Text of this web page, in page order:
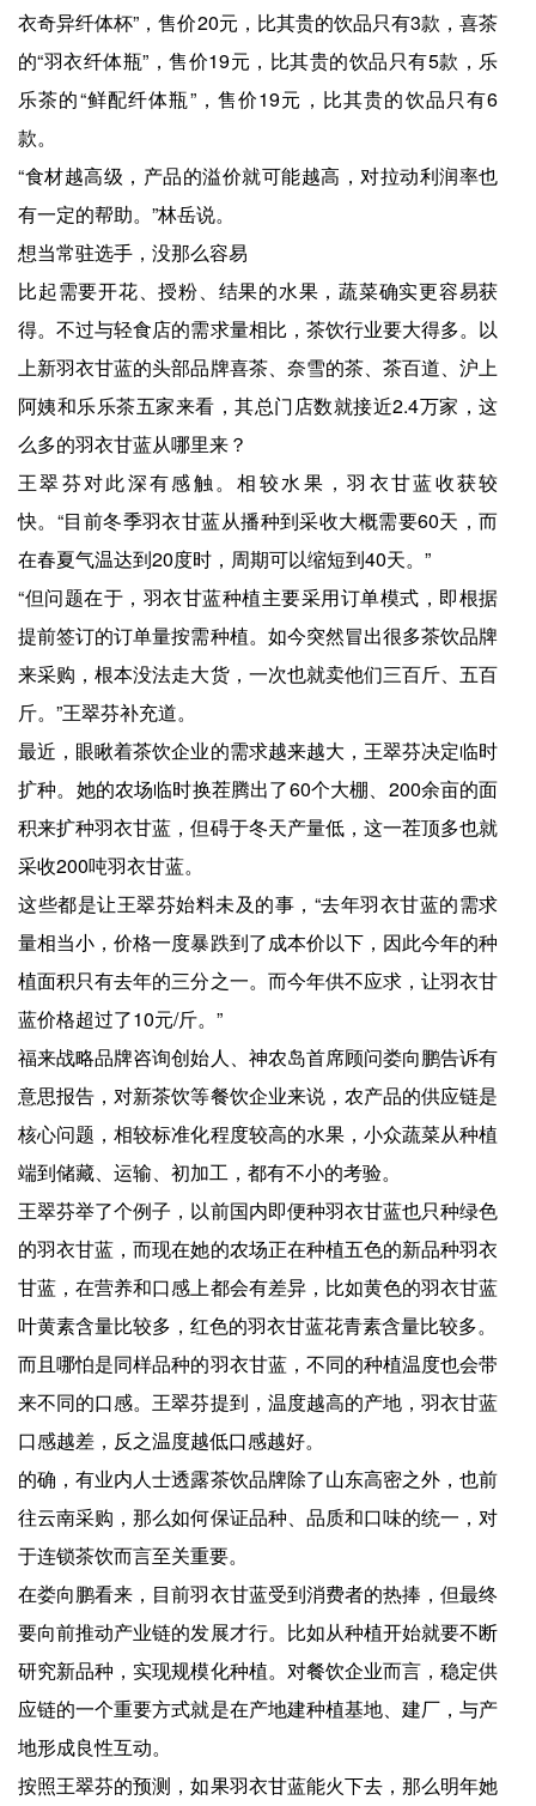
衣奇异纤体杯”，售价20元，比其贵的饮品只有3款，喜茶
的“羽衣纤体瓶”，售价19元，比其贵的饮品只有5款，乐
乐茶的“鲜配纤体瓶”，售价19元，比其贵的饮品只有6
款。
“食材越高级，产品的溢价就可能越高，对拉动利润率也
有一定的帮助。”林岳说。
想当常驻选手，没那么容易
比起需要开花、授粉、结果的水果，蔬菜确实更容易获
得。不过与轻食店的需求量相比，茶饮行业要大得多。以
上新羽衣甘蓝的头部品牌喜茶、奈雪的茶、茶百道、沪上
阿姨和乐乐茶五家来看，其总门店数就接近2.4万家，这
么多的羽衣甘蓝从哪里来？
王翠芬对此深有感触。相较水果，羽衣甘蓝收获较
快。“目前冬季羽衣甘蓝从播种到采收大概需要60天，而
在春夏气温达到20度时，周期可以缩短到40天。”
“但问题在于，羽衣甘蓝种植主要采用订单模式，即根据
提前签订的订单量按需种植。如今突然冒出很多茶饮品牌
来采购，根本没法走大货，一次也就卖他们三百斤、五百
斤。”王翠芬补充道。
最近，眼瞅着茶饮企业的需求越来越大，王翠芬决定临时
扩种。她的农场临时换茬腾出了60个大棚、200余亩的面
积来扩种羽衣甘蓝，但碍于冬天产量低，这一茬顶多也就
采收200吨羽衣甘蓝。
这些都是让王翠芬始料未及的事，“去年羽衣甘蓝的需求
量相当小，价格一度暴跌到了成本价以下，因此今年的种
植面积只有去年的三分之一。而今年供不应求，让羽衣甘
蓝价格超过了10元/斤。”
福来战略品牌咨询创始人、神农岛首席顾问娄向鹏告诉有
意思报告，对新茶饮等餐饮企业来说，农产品的供应链是
核心问题，相较标准化程度较高的水果，小众蔬菜从种植
端到储藏、运输、初加工，都有不小的考验。
王翠芬举了个例子，以前国内即便种羽衣甘蓝也只种绿色
的羽衣甘蓝，而现在她的农场正在种植五色的新品种羽衣
甘蓝，在营养和口感上都会有差异，比如黄色的羽衣甘蓝
叶黄素含量比较多，红色的羽衣甘蓝花青素含量比较多。
而且哪怕是同样品种的羽衣甘蓝，不同的种植温度也会带
来不同的口感。王翠芬提到，温度越高的产地，羽衣甘蓝
口感越差，反之温度越低口感越好。
的确，有业内人士透露茶饮品牌除了山东高密之外，也前
往云南采购，那么如何保证品种、品质和口味的统一，对
于连锁茶饮而言至关重要。
在娄向鹏看来，目前羽衣甘蓝受到消费者的热捧，但最终
要向前推动产业链的发展才行。比如从种植开始就要不断
研究新品种，实现规模化种植。对餐饮企业而言，稳定供
应链的一个重要方式就是在产地建种植基地、建厂，与产
地形成良性互动。
按照王翠芬的预测，如果羽衣甘蓝能火下去，那么明年她